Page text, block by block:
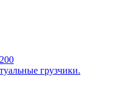
грузчики.